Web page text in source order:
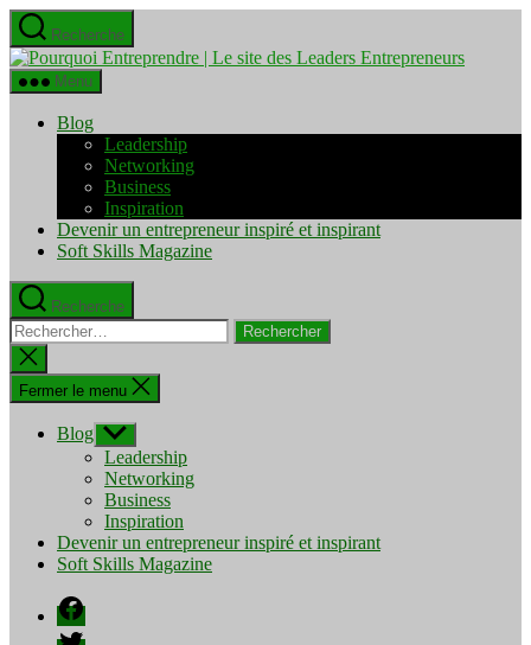
Aller
au
contenu
Recherche
Pourquoi
Menu
Blog
Leadership
Networking
Business
Inspiration
Devenir un entrepreneur inspiré et inspirant
Soft Skills Magazine
Recherche
Rechercher :
Fermer
la
recherche
Fermer le menu
Blog Afficher
le
sous-
menu
Leadership
Networking
Business
Inspiration
Devenir un entrepreneur inspiré et inspirant
Soft Skills Magazine
Facebook
Twitter